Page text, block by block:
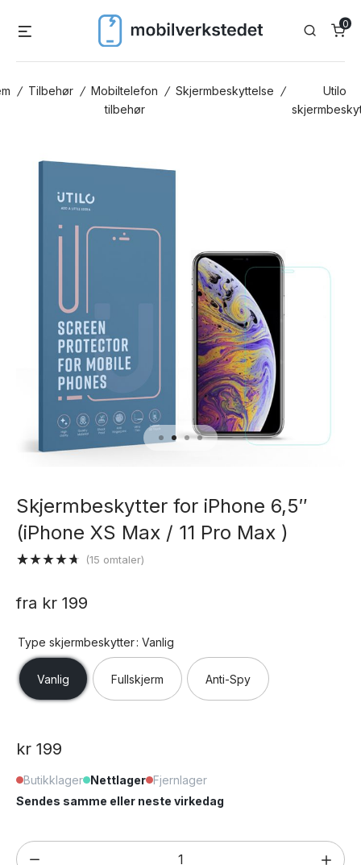
Search
0
/ Tilbehør / Mobiltelefon
tilbehør
/ Skjermbeskyttelse /
Utilo
Skjermbeskytter for iPhone 6,5″
(iPhone XS Max / 11 Pro Max )
basert på
(15 omtaler)
fra kr 199
Type skjermbeskytter: Vanlig
Vanlig Fullskjerm Anti-Spy
kr 199
Butikklager Nettlager Fjernlager
Sendes samme eller neste virkedag
Skjermbeskytter